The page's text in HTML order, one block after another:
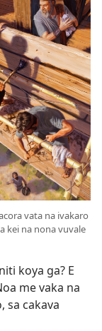
vata na ivakaro
kei na nona vuvale
koya ga? E
me vaka na
sa cakava